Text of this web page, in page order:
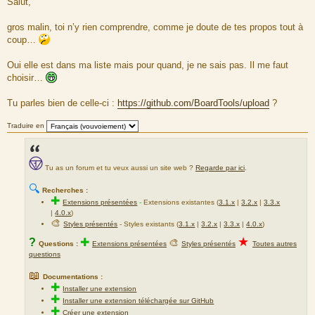
s
g
e
gros malin, toi n’y rien comprendre, comme je doute de tes propos tout à
coup…
Oui elle est dans ma liste mais pour quand, je ne sais pas. Il me faut
choisir…
Tu parles bien de celle-ci : https://github.com/BoardTools/upload ?
Traduire en
Tu as un forum et tu veux aussi un site web ? Regarde par ici
🔍 Recherches :
✚Extensions présentées -Extensions existantes (3.1.x |3.2.x |3.3.x
|4.0.x)
🎨Styles présentés - Styles existants (3.1.x |3.2.x |3.3.x |4.0.x)
? Questions : ✚ Extensions présentées 🎨 Styles présentés ★ Toutes autres
questions
📖 Documentations :
✚ Installer une extension
✚ Installer une extension téléchargée sur GitHub
✚Créer une extension